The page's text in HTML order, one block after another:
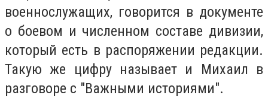
военнослужащих, говорится в документе
о боевом и численном составе дивизии,
который есть в распоряжении редакции.
Такую же цифру называет и Михаил в
разговоре с "Важными историями".